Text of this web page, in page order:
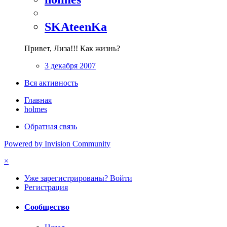
SKAteenKa
Привет, Лиза!!! Как жизнь?
3 декабря 2007
Вся активность
Главная
holmes
Обратная связь
Powered by Invision Community
×
Уже зарегистрированы? Войти
Регистрация
Сообщество